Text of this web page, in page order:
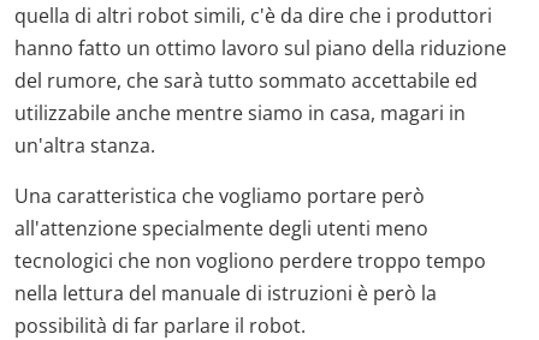
quella di altri robot simili, c'è da dire che i produttori
hanno fatto un ottimo lavoro sul piano della riduzione
del rumore, che sarà tutto sommato accettabile ed
utilizzabile anche mentre siamo in casa, magari in
un'altra stanza.
Una caratteristica che vogliamo portare però
all'attenzione specialmente degli utenti meno
tecnologici che non vogliono perdere troppo tempo
nella lettura del manuale di istruzioni è però la
possibilità di far parlare il robot.